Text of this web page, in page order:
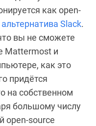
как open-
альтернатива Slack.
вы не сможете
Mattermost и
как это
придётся
на собственном
большому числу
open-source